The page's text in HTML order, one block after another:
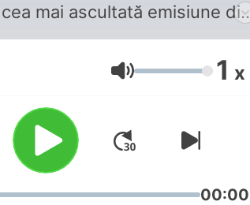
cea mai ascultată emisiune din
ţară în care românii se fac
Volym 1 x
00:00